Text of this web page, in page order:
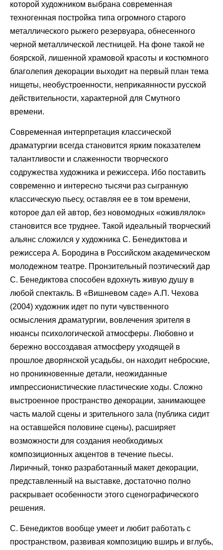
которой художником выбрана современная
техногенная постройка типа огромного старого
металлического рыжего резервуара, обнесенного
черной металлической лестницей. На фоне такой не
боярской, лишенной храмовой красоты и костюмного
благолепия декорации выходит на первый план тема
нищеты, необустроенности, неприкаянности русской
действительности, характерной для Смутного
времени.
Современная интерпретация классической
драматургии всегда становится ярким показателем
талантливости и слаженности творческого
содружества художника и режиссера. Ибо поставить
современно и интересно тысячи раз сыгранную
классическую пьесу, оставляя ее в том времени,
которое дал ей автор, без новомодных «оживлялок»
становится все труднее. Такой идеальный творческий
альянс сложился у художника С. Бенедиктова и
режиссера А. Бородина в Российском академическом
молодежном театре. Пронзительный поэтический дар
С. Бенедиктова способен вдохнуть живую душу в
любой спектакль. В «Вишневом саде» А.П. Чехова
(2004) художник идет по пути чувственного
осмысления драматургии, вовлечения зрителя в
нюансы психологической атмосферы. Любовно и
бережно воссоздавая атмосферу уходящей в
прошлое дворянской усадьбы, он находит неброские,
но проникновенные детали, неожиданные
импрессионистические пластические ходы. Сложно
выстроенное пространство декорации, занимающее
часть малой сцены и зрительного зала (публика сидит
на оставшейся половине сцены), расширяет
возможности для создания необходимых
композиционных акцентов в течение пьесы.
Лиричный, тонко разработанный макет декорации,
представленный на выставке, достаточно полно
раскрывает особенности этого сценографического
решения.
С. Бенедиктов вообще умеет и любит работать с
пространством, развивая композицию вширь и вглубь,